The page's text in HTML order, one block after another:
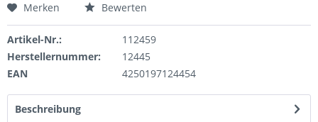
Merken Bewerten
Artikel-Nr.:
112459
Herstellernummer:
12445
EAN
4250197124454
Beschreibung